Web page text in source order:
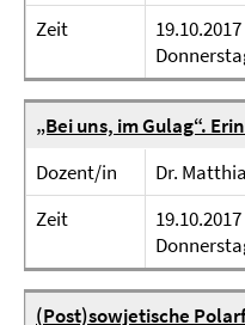
Zeit
19.10.2017
„Bei uns, im Gulag“.
Dozent/in
Dr.
Zeit
19.10.2017
(Post)sowjetische